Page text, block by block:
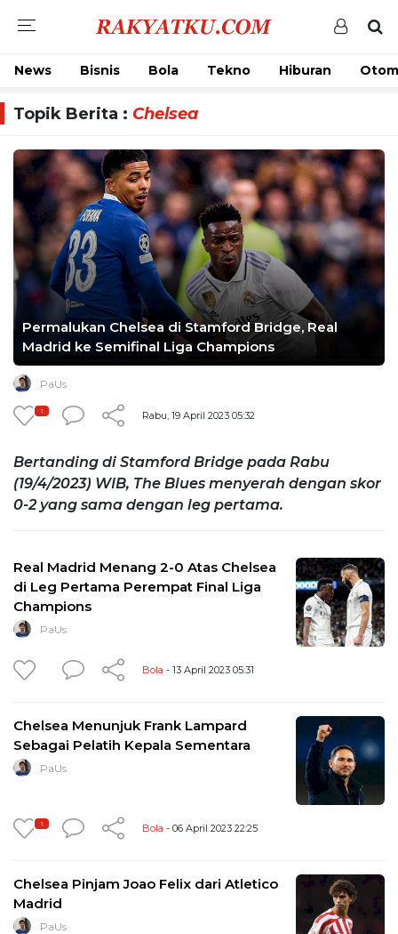
News Bisnis Bola Tekno Hiburan
Topik Berita : Chelsea
Permalukan Chelsea di Stamford Bridge, Real
Madrid ke Semifinal Liga Champions
PaUs
1 Rabu, 19 April 2023 05:32
Bertanding di Stamford Bridge pada Rabu
(19/4/2023) WIB, The Blues menyerah dengan skor
0-2 yang sama dengan leg pertama.
Real Madrid Menang 2-0 Atas Chelsea
di Leg Pertama Perempat Final Liga
Champions
PaUs
Bola - 13 April 2023 05:31
Chelsea Menunjuk Frank Lampard
Sebagai Pelatih Kepala Sementara
PaUs
1 Bola - 06 April 2023 22:25
Chelsea Pinjam Joao Felix dari Atletico
Madrid
PaUs